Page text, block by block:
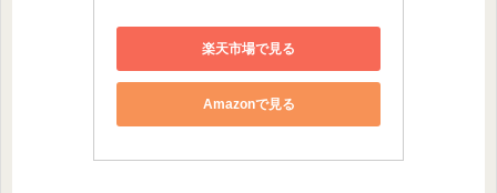
楽天市場で見る
Amazonで見る